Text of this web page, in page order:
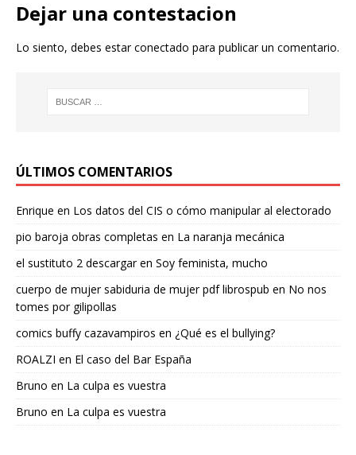
Dejar una contestacion
Lo siento, debes estarconectado para publicar un comentario.
ÚLTIMOS COMENTARIOS
Enrique en Los datos del CIS o cómo manipular al electorado
pio baroja obras completas en La naranja mecánica
el sustituto 2 descargaren Soy feminista, mucho
cuerpo de mujer sabiduria de mujer pdf librospub en No nos
tomes por gilipollas
comics buffy cazavampiros en ¿Qué es el bullying?
ROALZI en El caso del Bar España
Bruno en La culpa es vuestra
Bruno en La culpa es vuestra